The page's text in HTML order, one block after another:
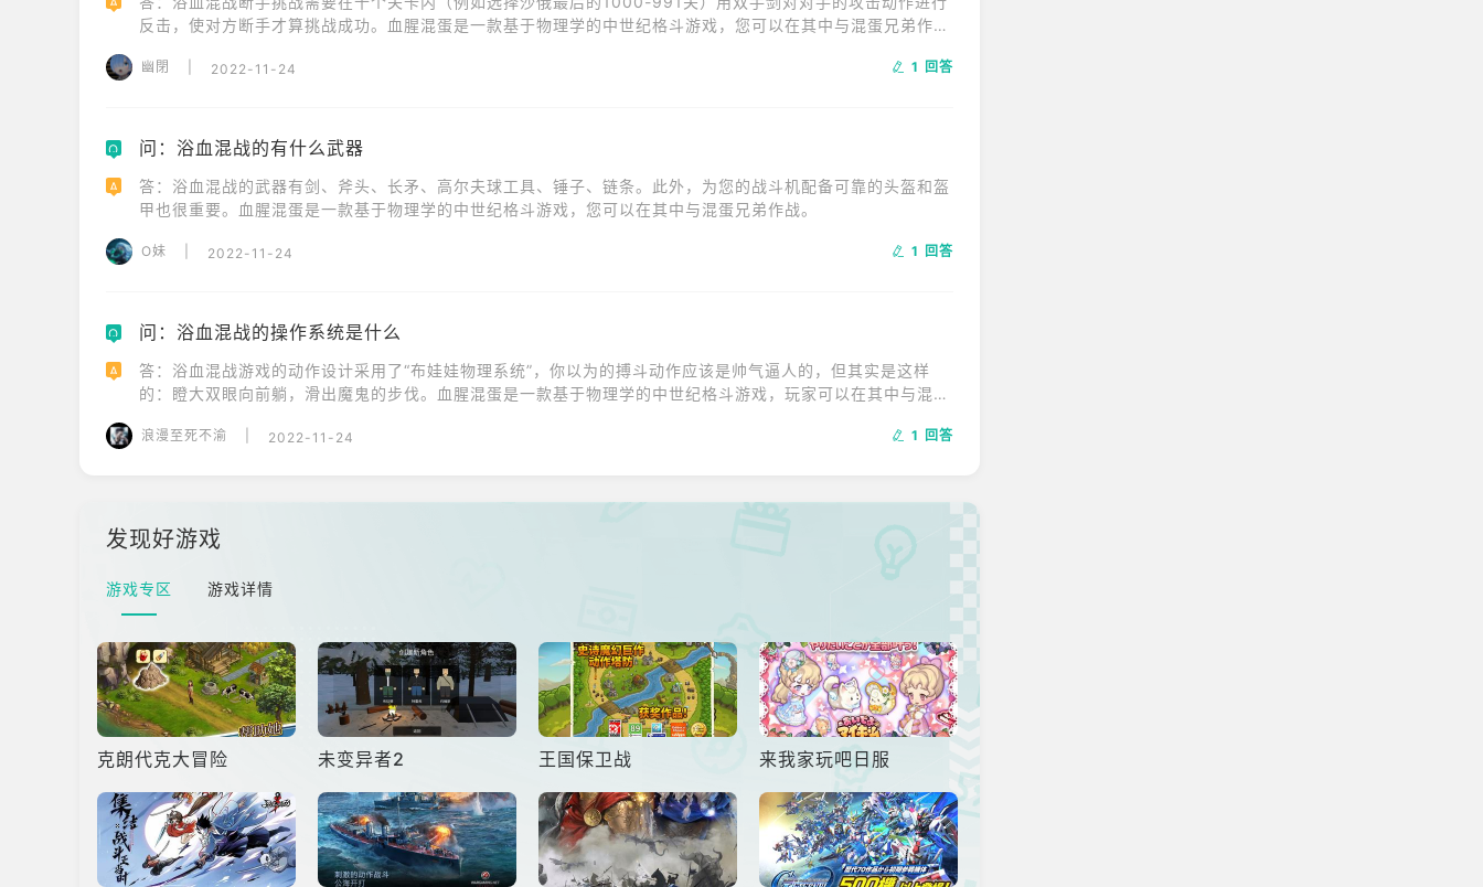
反击，使对方断手才算挑战成功。血腥混蛋是一款基于物理学的中世纪格斗游戏，您可以在其中与混蛋兄弟作
幽閉 2022-11-24 1 回答
Q 问：浴血混战的有什么武器
A
答：浴血混战的武器有剑、斧头、长矛、高尔夫球工具、锤子、链条。此外，为您的战斗机配备可靠的头盔和盔
甲也很重要。血腥混蛋是一款基于物理学的中世纪格斗游戏，您可以在其中与混蛋兄弟作战。
O妹 2022-11-24 1 回答
Q 问：浴血混战的操作系统是什么
A
答：浴血混战游戏的动作设计采用了“布娃娃物理系统”，你以为的搏斗动作应该是帅气逼人的，但其实是这样
的：瞪大双眼向前躺，滑出魔鬼的步伐。血腥混蛋是一款基于物理学的中世纪格斗游戏，玩家可以在其中与混蛋
浪漫至死不渝 2022-11-24 1 回答
发现好游戏
游戏专区 游戏详情
克朗代克大冒险 未变异者2 王国保卫战 来我家玩吧日服